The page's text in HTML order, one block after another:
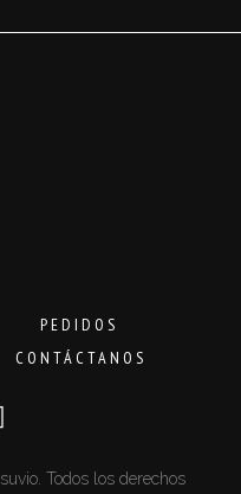
PEDIDOS
CONTÁCTANOS
Todos los derechos